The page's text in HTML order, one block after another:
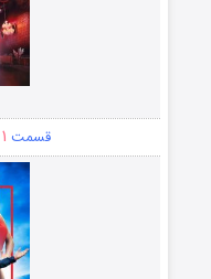
قسمت ۱ (زیرنویس)